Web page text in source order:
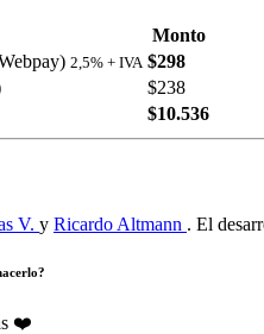
Monto
2,5% + IVA $298
$238
$10.536
V. y Ricardo Altmann . El
❤️